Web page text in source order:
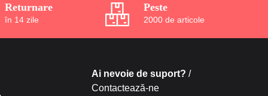
Returnare
în 14 zile
Peste
2000 de articole
Ai nevoie de suport? /
Contactează-ne